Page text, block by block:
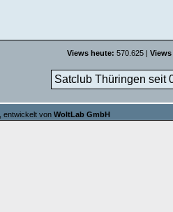
Views heute: 570.625 |
Satclub Thüringen seit
, entwickelt von WoltLab GmbH